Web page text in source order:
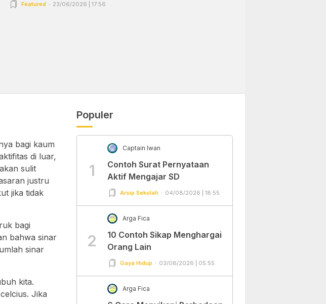
Featured 23/06/2026 | 17:56
bagi kaum
di luar,
sulit
justru
jika tidak
bagi
bahwa sinar
sinar
kita.
Jika
Populer
1
Captain Iwan
Contoh Surat Pernyataan
Aktif Mengajar SD
Arsip Sekolah 04/08/2026 | 18:55
2
Arga Fica
10 Contoh Sikap Menghargai
Orang Lain
Gaya Hidup 03/08/2026 | 05:55
Arga Fica